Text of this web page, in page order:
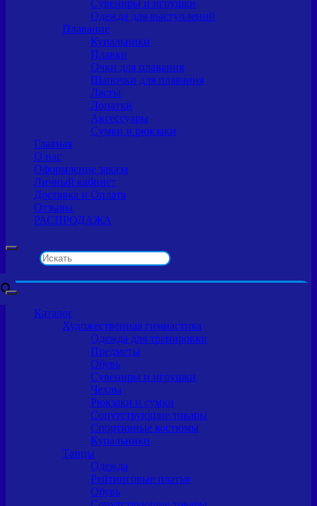
Сувениры и игрушки
Одежда для выступлений
Плавание
Купальники
Плавки
Очки для плавания
Шапочки для плавания
Ласты
Лопатки
Аксессуары
Сумки и рюкзаки
Главная
О нас
Оформление заказа
Личный кабинет
Доставка и Оплата
Отзывы
РАСПРОДАЖА
Каталог
Художественная гимнастика
Одежда для тренировки
Предметы
Обувь
Сувениры и игрушки
Чехлы
Рюкзаки и сумки
Сопутствующие товары
Спортивные костюмы
Купальники
Танцы
Одежда
Рейтинговые платья
Обувь